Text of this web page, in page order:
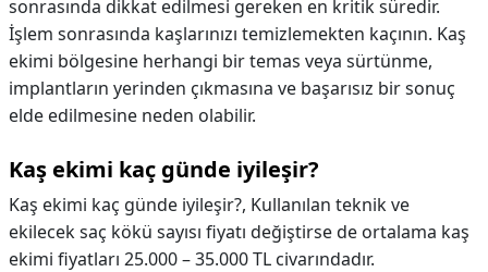
sonrasında dikkat edilmesi gereken en kritik süredir.
İşlem sonrasında kaşlarınızı temizlemekten kaçının. Kaş
ekimi bölgesine herhangi bir temas veya sürtünme,
implantların yerinden çıkmasına ve başarısız bir sonuç
elde edilmesine neden olabilir.
Kaş ekimi kaç günde iyileşir?
Kaş ekimi kaç günde iyileşir?, Kullanılan teknik ve
ekilecek saç kökü sayısı fiyatı değiştirse de ortalama kaş
ekimi fiyatları 25.000 – 35.000 TL civarındadır.